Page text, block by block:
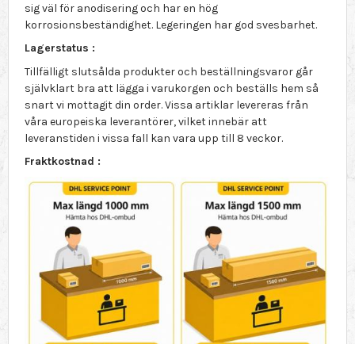
sig väl för anodisering och har en hög
korrosionsbeständighet. Legeringen har god svesbarhet.
Lagerstatus :
Tillfälligt slutsålda produkter och beställningsvaror går
självklart bra att lägga i varukorgen och beställs hem så
snart vi mottagit din order. Vissa artiklar levereras från
våra europeiska leverantörer, vilket innebär att
leveranstiden i vissa fall kan vara upp till 8 veckor.
Fraktkostnad :